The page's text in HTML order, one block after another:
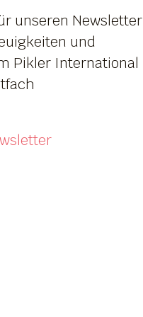
unseren Newsletter
und
Pikler International